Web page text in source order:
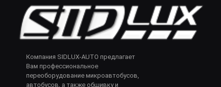
Компания SIDLUX-AUTO предлагает
Вам профессиональное
переоборудование микроавтобусов,
автобусов, а также обшивку и